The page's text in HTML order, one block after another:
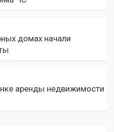
домах начали
аренды недвижимости